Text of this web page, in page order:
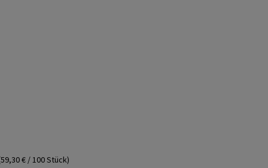
€ / 100 Stück)